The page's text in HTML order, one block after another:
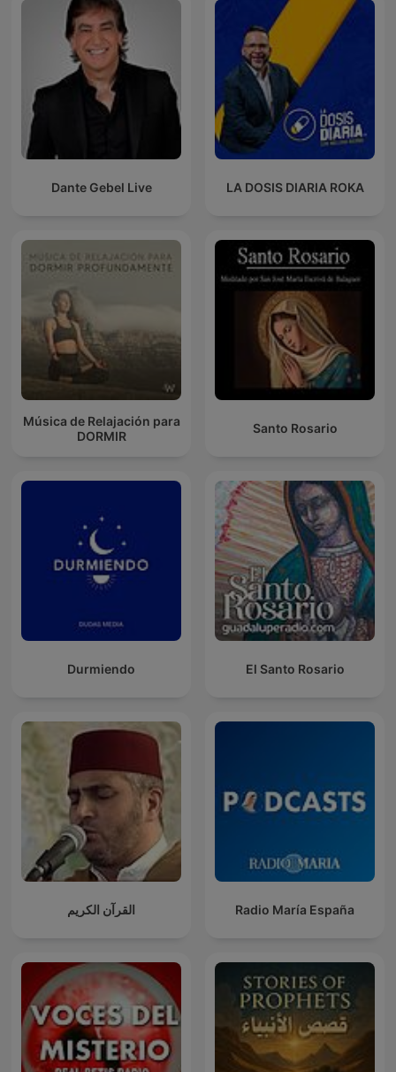
Dante Gebel Live LA DOSIS DIARIA ROKA
Música de Relajación para
DORMIR
Santo Rosario
Durmiendo El Santo Rosario
القرآن الكريم Radio María España